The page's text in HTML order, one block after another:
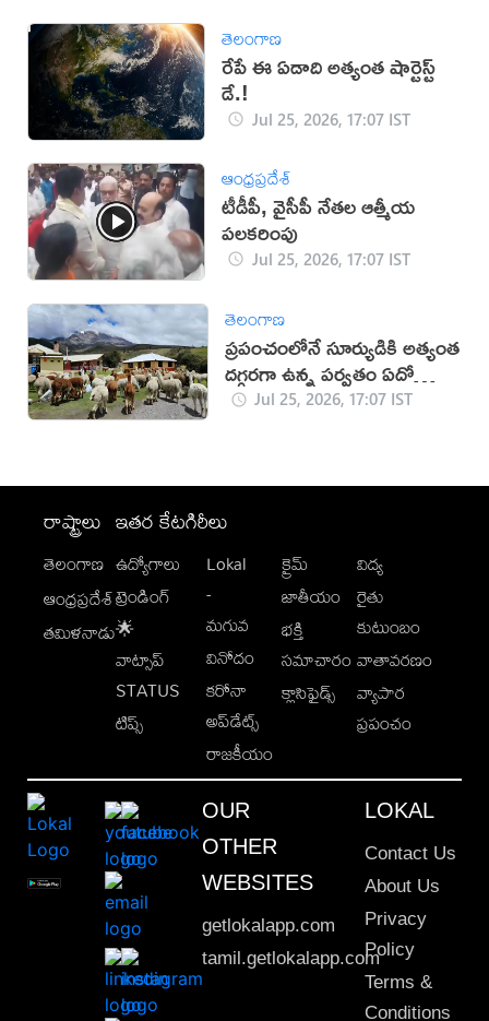
తెలంగాణ
రేపే ఈ ఏడాది అత్యంత షార్టెస్ట్
డే.!
Jul 25, 2026, 17:07 IST
ఆంధ్రప్రదేశ్
టీడీపీ, వైసీపీ నేతల ఆత్మీయ
పలకరింపు
Jul 25, 2026, 17:07 IST
తెలంగాణ
ప్రపంచంలోనే సూర్యుడికి అత్యంత
దగ్గరగా ఉన్న పర్వతం ఏదో
తెలుసా?
Jul 25, 2026, 17:07 IST
రాష్ట్రాలు
తెలంగాణ
ఆంధ్రప్రదేశ్
తమిళనాడు
ఇతర కేటగిరీలు
ఉద్యోగాలు
ట్రెండింగ్
🌟
వాట్సాప్
STATUS
టిప్స్
Lokal
-
మగువ
వినోదం
కరోనా
అప్‌డేట్స్
రాజకీయం
క్రైమ్
జాతీయం
భక్తి
సమాచారం
క్లాసిఫైడ్స్
విద్య
రైతు
కుటుంబం
వాతావరణం
వ్యాపార
ప్రపంచం
OUR
OTHER
WEBSITES
getlokalapp.com
tamil.getlokalapp.com
LOKAL
Contact Us
About Us
Privacy
Policy
Terms &
Conditions